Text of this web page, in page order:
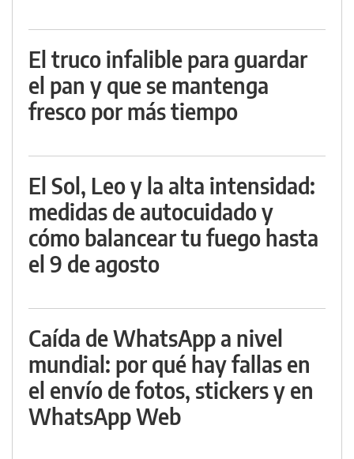
El truco infalible para guardar
el pan y que se mantenga
fresco por más tiempo
El Sol, Leo y la alta intensidad:
medidas de autocuidado y
cómo balancear tu fuego hasta
el 9 de agosto
Caída de WhatsApp a nivel
mundial: por qué hay fallas en
el envío de fotos, stickers y en
WhatsApp Web